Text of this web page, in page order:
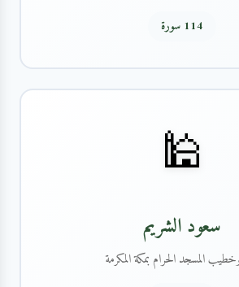
114 سورة
🕌
سعود الشريم
المسجد الحرام بمكة المكرمة